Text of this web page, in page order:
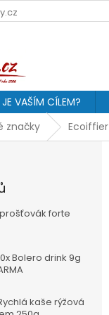
VAŠÍM CÍLEM?
značky Ecoiffier
forte
Bolero drink 9g
kaše rýžová